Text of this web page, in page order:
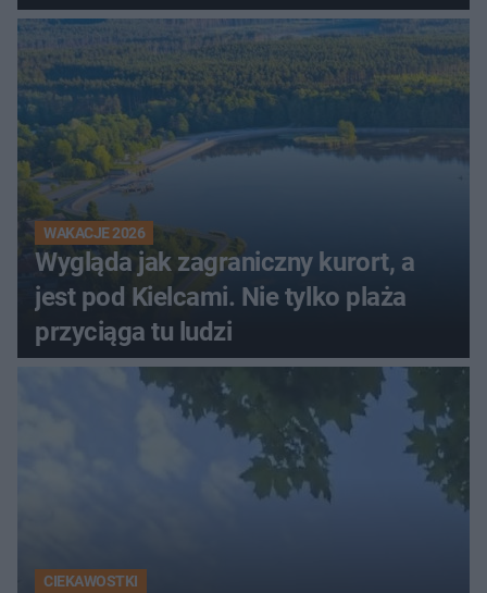
innego
WAKACJE 2026
Wygląda jak zagraniczny kurort, a
jest pod Kielcami. Nie tylko plaża
przyciąga tu ludzi
CIEKAWOSTKI